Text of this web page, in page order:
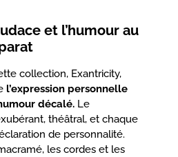
et l’humour au
collection, Exantricity,
l’expression personnelle
décalé. Le
théâtral, et chaque
de personnalité.
les cordes et les